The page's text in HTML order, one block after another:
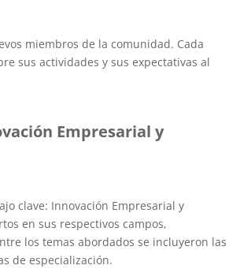
miembros de la comunidad. Cada
sus actividades y sus expectativas al
Empresarial y
clave: Innovación Empresarial y
en sus respectivos campos,
los temas abordados se incluyeron las
de especialización.